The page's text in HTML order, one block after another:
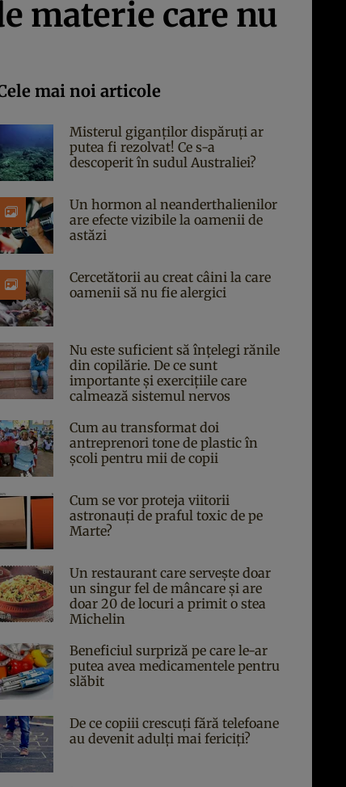
materie care nu
mai noi articole
Misterul giganților dispăruți ar
putea fi rezolvat! Ce s-a
descoperit în sudul Australiei?
Un hormon al neanderthalienilor
are efecte vizibile la oamenii de
astăzi
Cercetătorii au creat câini la care
oamenii să nu fie alergici
Nu este suficient să înțelegi rănile
din copilărie. De ce sunt
importante și exercițiile care
calmează sistemul nervos
Cum au transformat doi
antreprenori tone de plastic în
școli pentru mii de copii
Cum se vor proteja viitorii
astronauți de praful toxic de pe
Marte?
Un restaurant care servește doar
un singur fel de mâncare și are
doar 20 de locuri a primit o stea
Michelin
Beneficiul surpriză pe care le-ar
putea avea medicamentele pentru
slăbit
De ce copiii crescuți fără telefoane
au devenit adulți mai fericiți?